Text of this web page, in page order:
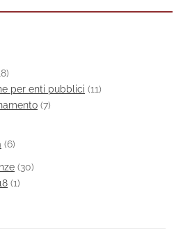
per enti pubblici (11)
(7)
(6)
(30)
(1)